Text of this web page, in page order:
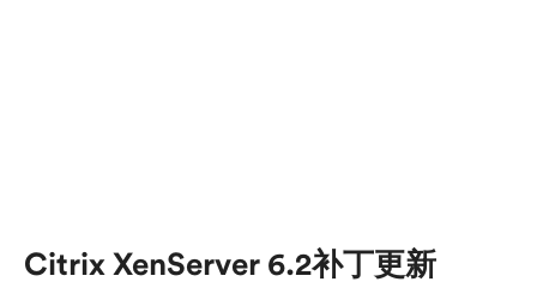
Citrix XenServer 6.2补丁更新